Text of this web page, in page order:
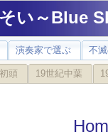
い～Blue
演奏家で選ぶ 不
頭 19世紀中葉